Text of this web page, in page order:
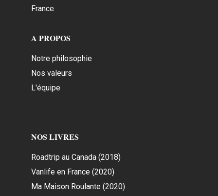
France
A PROPOS
Notre philosophie
Nos valeurs
L'équipe
NOS LIVRES
Roadtrip au Canada (2018)
Vanlife en France (2020)
Ma Maison Roulante (2020)